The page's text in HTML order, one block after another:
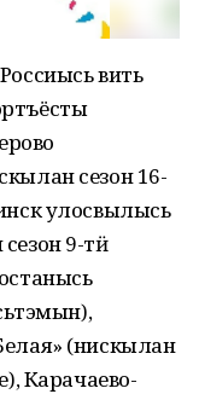
вить
сезон 16-
улосвылысь
9-тӥ
(нискылан
Карачаево-